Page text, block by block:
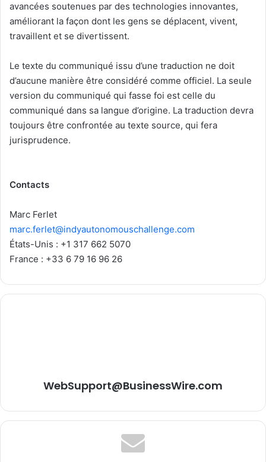
avancées soutenues par des technologies innovantes,
améliorant la façon dont les gens se déplacent, vivent,
travaillent et se divertissent.
Le texte du communiqué issu d’une traduction ne doit
d’aucune manière être considéré comme officiel. La seule
version du communiqué qui fasse foi est celle du
communiqué dans sa langue d’origine. La traduction devra
toujours être confrontée au texte source, qui fera
jurisprudence.
Contacts
Marc Ferlet
marc.ferlet@indyautonomouschallenge.com
États-Unis : +1 317 662 5070
France : +33 6 79 16 96 26
WebSupport@BusinessWire.com